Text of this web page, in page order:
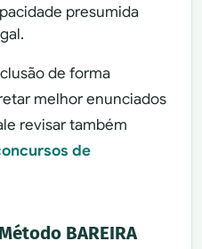
presumida
de forma
melhor enunciados
revisar também
de
BAREIRA